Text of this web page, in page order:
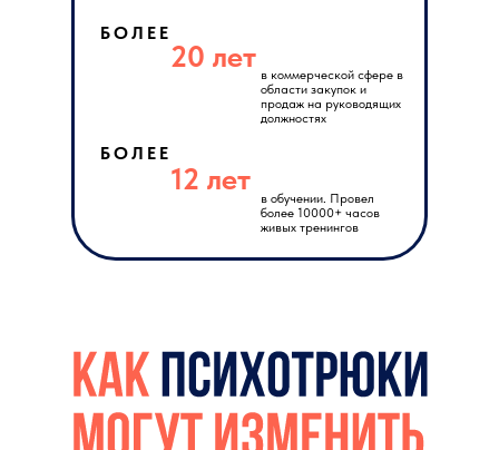
в обучении. Провел
более 10000+ часов
живых тренингов
20 лет
БОЛЕЕ
в коммерческой сфере в
области закупок и
продаж на руководящих
должностях
БОЛЕЕ
12 лет